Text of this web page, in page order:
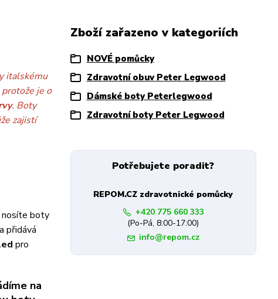
italskému
je o
. Boty
zajistí
nosíte boty
přidává
pro
na
Zboží zařazeno v kategoriích
NOVÉ pomůcky
Zdravotní obuv Peter Legwood
Dámské boty Peterlegwood
Zdravotní boty Peter Legwood
Potřebujete poradit?
REPOM.CZ zdravotnické pomůcky
+420 775 660 333
(Po-Pá, 8:00-17:00)
info@repom.cz